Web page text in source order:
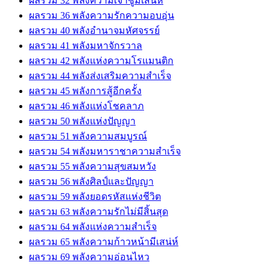
ผลรวม 36 พลังความรักความอบอุ่น
ผลรวม 40 พลังอำนาจมหัศจรรย์
ผลรวม 41 พลังมหาจักรวาล
ผลรวม 42 พลังแห่งความโรแมนติก
ผลรวม 44 พลังส่งเสริมความสำเร็จ
ผลรวม 45 พลังการสู้อีกครั้ง
ผลรวม 46 พลังแห่งโชคลาภ
ผลรวม 50 พลังแห่งปัญญา
ผลรวม 51 พลังความสมบูรณ์
ผลรวม 54 พลังมหาราชาความสำเร็จ
ผลรวม 55 พลังความสุขสมหวัง
ผลรวม 56 พลังศิลป์และปัญญา
ผลรวม 59 พลังยอดรหัสแห่งชีวิต
ผลรวม 63 พลังความรักไม่มีสิ้นสุด
ผลรวม 64 พลังแห่งความสำเร็จ
ผลรวม 65 พลังความก้าวหน้ามีเสน่ห์
ผลรวม 69 พลังความอ่อนไหว